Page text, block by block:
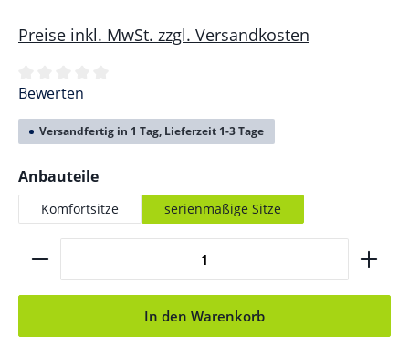
Preise inkl. MwSt. zzgl. Versandkosten
Durchschnittliche Bewertung von 0 von 5 Sternen
Bewerten
Versandfertig in 1 Tag, Lieferzeit 1-3 Tage
Anbauteileauswählen
Komfortsitze serienmäßige Sitze
Produkt Anzahl: Gib den gewünschten Wert ein
In den Warenkorb